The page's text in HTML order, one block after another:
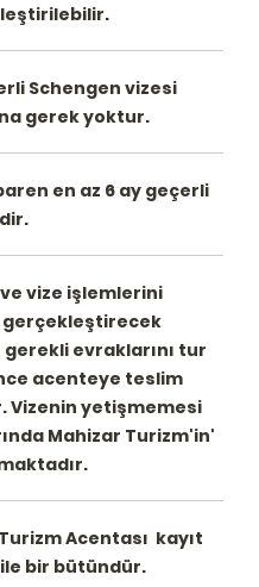
Schengen vizesi
gerek yoktur.
en az 6 ay geçerli
vize işlemlerini
gerçekleştirecek
gerekli evraklarını tur
acenteye teslim
Vizenin yetişmemesi
Mahizar Turizm'in'
Acentası kayıt
bir bütündür.